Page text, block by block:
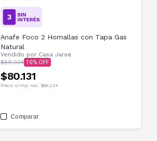
Anafe Foco 2 Hornallas con Tapa Gas
Natural
Vendido por Casa Jarse
$89.034 10
$80.131
Precio s/imp. nac. $66.224
Comparar